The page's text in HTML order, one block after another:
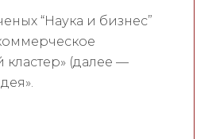
“Наука и бизнес”
(далее —